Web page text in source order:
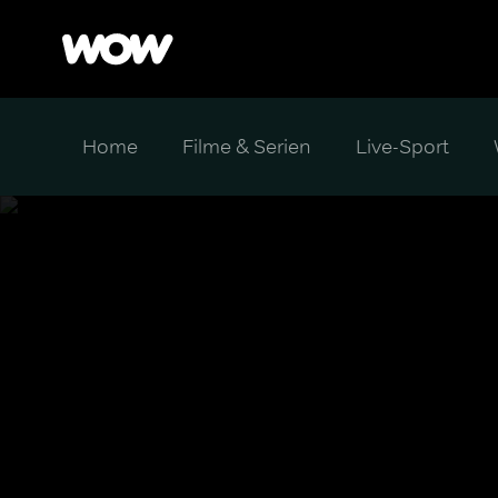
Home Filme & Serien Live-Sport